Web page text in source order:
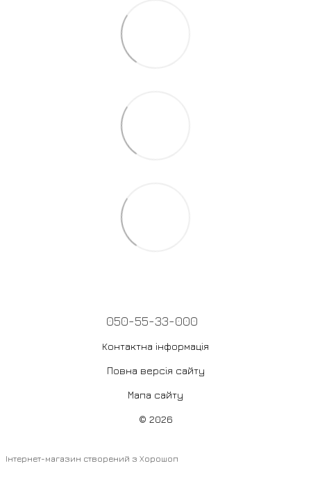
050-55-33-000
Контактна інформація
Повна версія сайту
Мапа сайту
© 2026
Інтернет-магазин створений з Хорошоп